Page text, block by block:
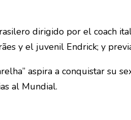
dirigido por el coach
y el juvenil Endrick; y
aspira a conquistar su
al Mundial.